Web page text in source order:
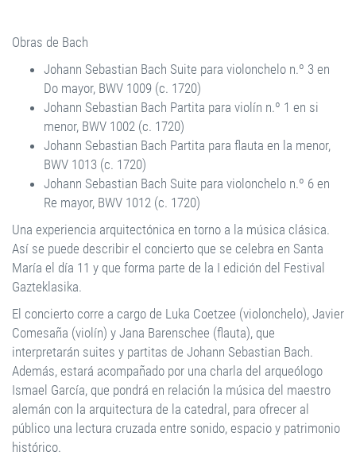
Obras de Bach
Johann Sebastian Bach Suite para violonchelo n.º 3 en
Do mayor, BWV 1009 (c. 1720)
Johann Sebastian Bach Partita para violín n.º 1 en si
menor, BWV 1002 (c. 1720)
Johann Sebastian Bach Partita para flauta en la menor,
BWV 1013 (c. 1720)
Johann Sebastian Bach Suite para violonchelo n.º 6 en
Re mayor, BWV 1012 (c. 1720)
Una experiencia arquitectónica en torno a la música clásica.
Así se puede describir el concierto que se celebra en Santa
María el día 11 y que forma parte de la I edición del Festival
Gazteklasika.
El concierto corre a cargo de Luka Coetzee (violonchelo), Javier
Comesaña (violín) y Jana Barenschee (flauta), que
interpretarán suites y partitas de Johann Sebastian Bach.
Además, estará acompañado por una charla del arqueólogo
Ismael García, que pondrá en relación la música del maestro
alemán con la arquitectura de la catedral, para ofrecer al
público una lectura cruzada entre sonido, espacio y patrimonio
histórico.